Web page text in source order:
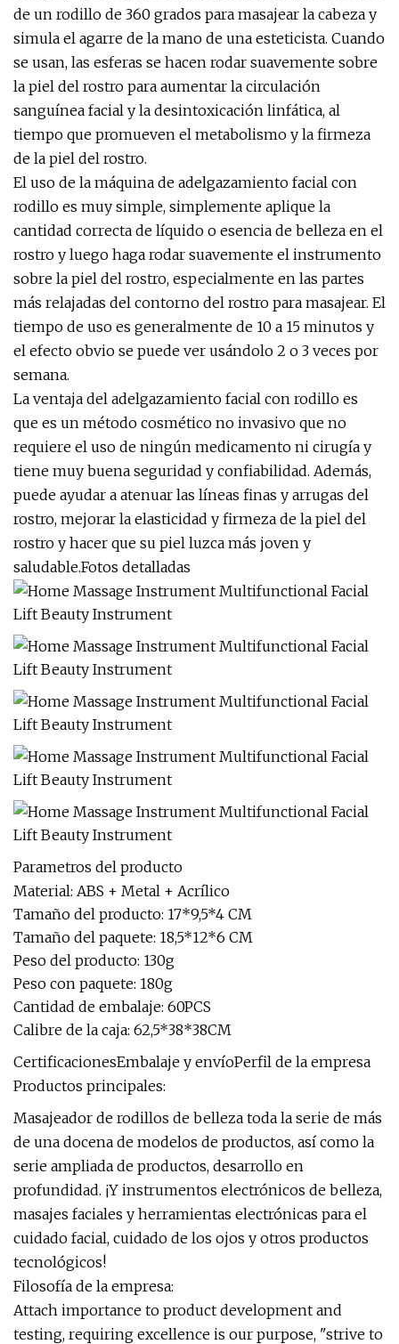
de un rodillo de 360 ​​grados para masajear la cabeza y
simula el agarre de la mano de una esteticista. Cuando
se usan, las esferas se hacen rodar suavemente sobre
la piel del rostro para aumentar la circulación
sanguínea facial y la desintoxicación linfática, al
tiempo que promueven el metabolismo y la firmeza
de la piel del rostro.
El uso de la máquina de adelgazamiento facial con
rodillo es muy simple, simplemente aplique la
cantidad correcta de líquido o esencia de belleza en el
rostro y luego haga rodar suavemente el instrumento
sobre la piel del rostro, especialmente en las partes
más relajadas del contorno del rostro para masajear. El
tiempo de uso es generalmente de 10 a 15 minutos y
el efecto obvio se puede ver usándolo 2 o 3 veces por
semana.
La ventaja del adelgazamiento facial con rodillo es
que es un método cosmético no invasivo que no
requiere el uso de ningún medicamento ni cirugía y
tiene muy buena seguridad y confiabilidad. Además,
puede ayudar a atenuar las líneas finas y arrugas del
rostro, mejorar la elasticidad y firmeza de la piel del
rostro y hacer que su piel luzca más joven y
saludable.Fotos detalladas
Parametros del producto
Material: ABS + Metal + Acrílico
Tamaño del producto: 17*9,5*4 CM
Tamaño del paquete: 18,5*12*6 CM
Peso del producto: 130g
Peso con paquete: 180g
Cantidad de embalaje: 60PCS
Calibre de la caja: 62,5*38*38CM
CertificacionesEmbalaje y envíoPerfil de la empresa
Productos principales:
Masajeador de rodillos de belleza toda la serie de más
de una docena de modelos de productos, así como la
serie ampliada de productos, desarrollo en
profundidad. ¡Y instrumentos electrónicos de belleza,
masajes faciales y herramientas electrónicas para el
cuidado facial, cuidado de los ojos y otros productos
tecnológicos!
Filosofía de la empresa:
Attach importance to product development and
testing, requiring excellence is our purpose, "strive to